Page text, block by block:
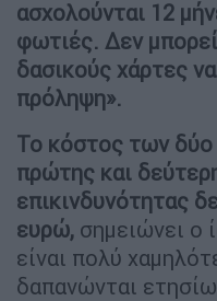
ασχολούνται 12
φωτιές. Δεν
δασικούς χάρτες
πρόληψη».
Το κόστος των
πρώτης και
επικινδυνότητας
ευρώ, σημειώνει ο
είναι πολύ
δαπανώνται